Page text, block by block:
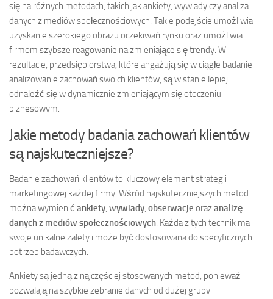
się na różnych metodach, takich jak ankiety, wywiady czy analiza
danych z mediów społecznościowych. Takie podejście umożliwia
uzyskanie szerokiego obrazu oczekiwań rynku oraz umożliwia
firmom szybsze reagowanie na zmieniające się trendy. W
rezultacie, przedsiębiorstwa, które angażują się w ciągłe badanie i
analizowanie zachowań swoich klientów, są w stanie lepiej
odnaleźć się w dynamicznie zmieniającym się otoczeniu
biznesowym.
Jakie metody badania zachowań klientów
są najskuteczniejsze?
Badanie zachowań klientów to kluczowy element strategii
marketingowej każdej firmy. Wśród najskuteczniejszych metod
można wymienić ankiety, wywiady, obserwacje orazanalizę
danych z mediów społecznościowych. Każda z tych technik ma
swoje unikalne zalety i może być dostosowana do specyficznych
potrzeb badawczych.
Ankiety są jedną z najczęściej stosowanych metod, ponieważ
pozwalają na szybkie zebranie danych od dużej grupy